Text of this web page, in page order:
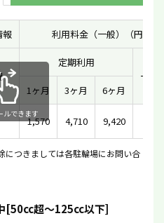
報 利用料金（一般）（円）
定期利用
一時
1ヶ月
3ヶ月 6ヶ月
1,570 4,710 9,420
ルできます
につきましては各駐輪場にお問い合
[50cc超〜125cc以下]